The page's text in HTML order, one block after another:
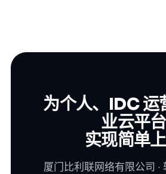
为个人、IDC 运
业云平台
实现简单
厦门比利联网络有限公司 ·